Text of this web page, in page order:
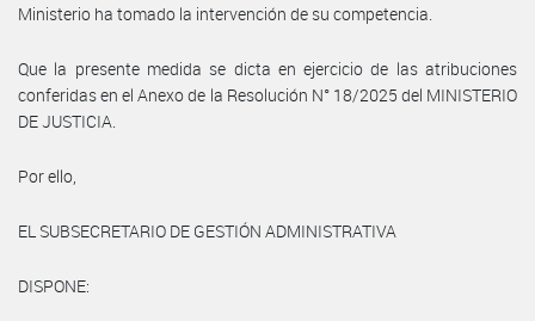
Ministerio ha tomado la intervención de su competencia.
Que la presente medida se dicta en ejercicio de las atribuciones
conferidas en el Anexo de la Resolución N° 18/2025 del MINISTERIO
DE JUSTICIA.
Por ello,
EL SUBSECRETARIO DE GESTIÓN ADMINISTRATIVA
DISPONE: